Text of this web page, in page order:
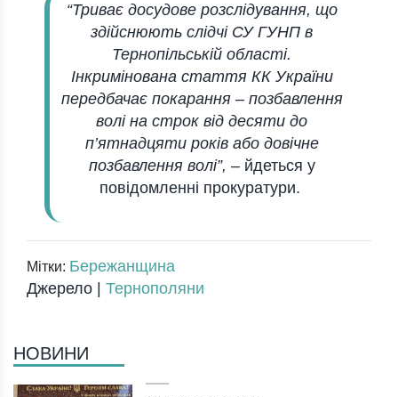
“Триває досудове розслідування, що
здійснюють слідчі СУ ГУНП в
Тернопільській області.
Інкримінована стаття КК України
передбачає покарання – позбавлення
волі на строк від десяти до
п’ятнадцяти років або довічне
позбавлення волі”, – йдеться у
повідомленні прокуратури.
Мітки: Бережанщина
Джерело | Тернополяни
НОВИНИ